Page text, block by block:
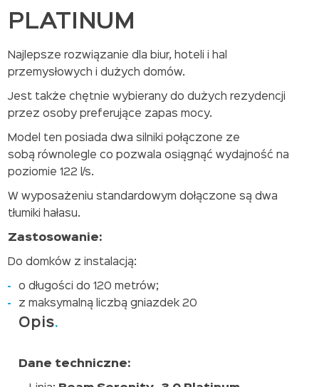
PLATINUM
Najlepsze rozwiązanie dla biur, hoteli i hal
przemysłowych i dużych domów.
Jest także chętnie wybierany do dużych rezydencji
przez osoby preferujące zapas mocy.
Model ten posiada dwa silniki połączone ze
sobą równolegle co pozwala osiągnąć wydajność na
poziomie 122 l/s.
W wyposażeniu standardowym dołączone są dwa
tłumiki hałasu.
Zastosowanie:
Do domków z instalacją:
o długości do 120 metrów;
z maksymalną liczbą gniazdek 20
Opis
Dane techniczne: